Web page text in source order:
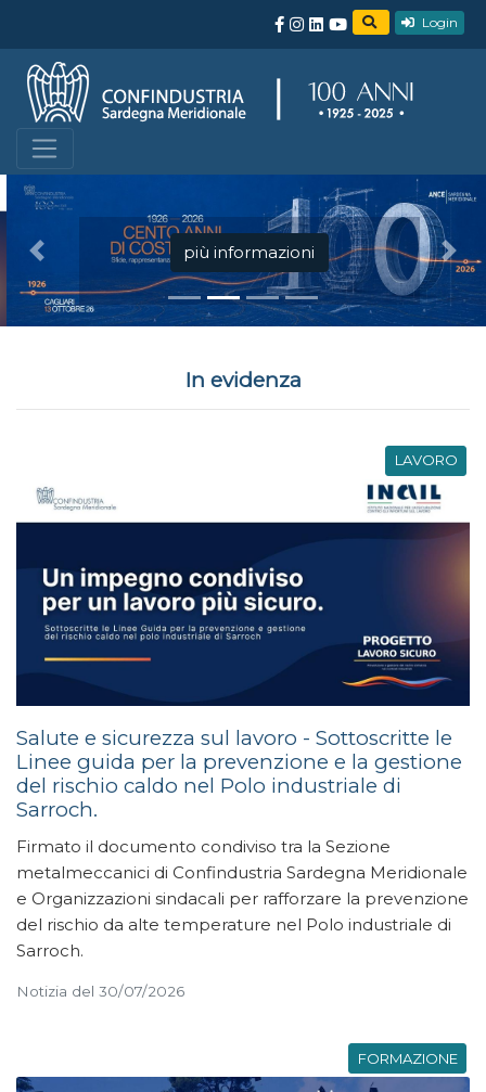
Login
più informazioni
Precedente
In evidenza
LAVORO
Salute e sicurezza sul lavoro - Sottoscritte le
Linee guida per la prevenzione e la gestione
del rischio caldo nel Polo industriale di
Sarroch.
Firmato il documento condiviso tra la Sezione
metalmeccanici di Confindustria Sardegna Meridionale
e Organizzazioni sindacali per rafforzare la prevenzione
del rischio da alte temperature nel Polo industriale di
Sarroch.
Notizia del 30/07/2026
FORMAZIONE